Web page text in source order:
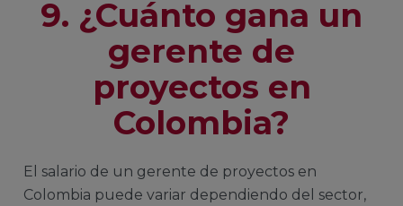
9. ¿Cuánto gana un
gerente de
proyectos en
Colombia?
El salario de un gerente de proyectos en
Colombia puede variar dependiendo del sector,